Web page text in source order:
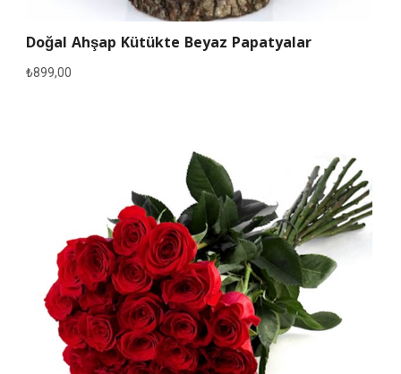
Doğal Ahşap Kütükte Beyaz Papatyalar
₺899,00